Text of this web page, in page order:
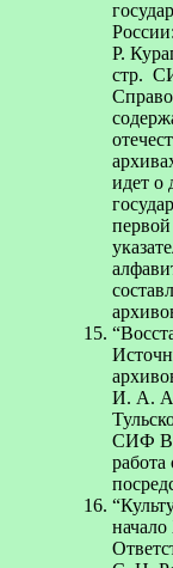
Р.
стр.
идет о
И. А.
СИФ